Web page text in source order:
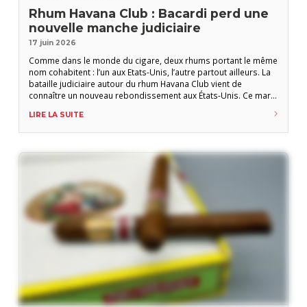
Rhum Havana Club : Bacardi perd une
nouvelle manche judiciaire
17 juin 2026
Comme dans le monde du cigare, deux rhums portant le même
nom cohabitent : l’un aux Etats-Unis, l’autre partout ailleurs. La
bataille judiciaire autour du rhum Havana Club vient de
connaître un nouveau rebondissement aux États-Unis. Ce mardi
l’entreprise publique cubaine Cubaexport et rejeté le recours
de Bacardi dans
LIRE LA SUITE